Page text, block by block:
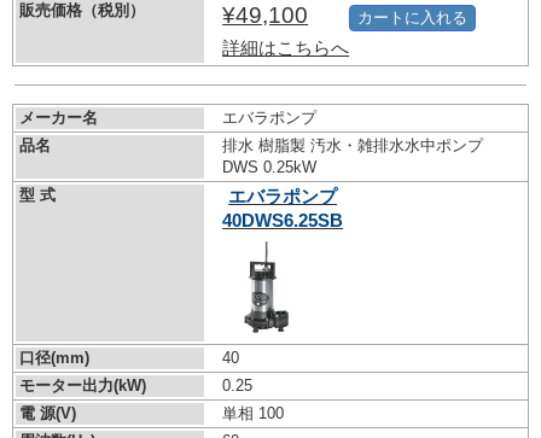
販売価格（税別）
¥49,100
詳細はこちらへ
カートに入れる
メーカー名
エバラポンプ
品名
排水 樹脂製 汚水・雑排水水中ポンプ
DWS 0.25kW
型 式
エバラポンプ
40DWS6.25SB
口径(mm)
40
モーター出力(kW)
0.25
電 源(V)
単相 100